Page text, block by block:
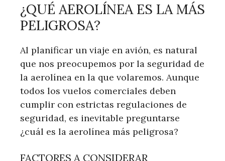
¿QUÉ AEROLÍNEA ES LA MÁS
PELIGROSA?
Al planificar un viaje en avión, es natural
que nos preocupemos por la seguridad de
la aerolínea en la que volaremos. Aunque
todos los vuelos comerciales deben
cumplir con estrictas regulaciones de
seguridad, es inevitable preguntarse
¿cuál es la aerolínea más peligrosa?
FACTORES A CONSIDERAR